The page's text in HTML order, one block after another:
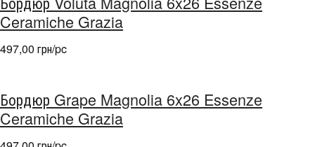
Ceramiche Grazia
497,00 грн/pc
Бордюр Grape Magnolia 6x26 Essenze
Ceramiche Grazia